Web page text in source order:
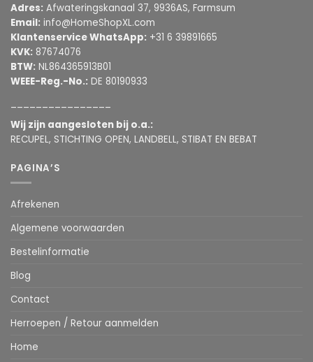
Adres: Afwateringskanaal 37, 9936AS, Farmsum
Email: info@HomeShopXL.com
Klantenservice WhatsApp: +31 6 39891665
KVK: 87674076
BTW: NL864365913B01
WEEE-Reg.-No.: DE 80190933
Wij zijn aangesloten bij o.a.:
RECUPEL, STICHTING OPEN, LANDBELL, STIBAT EN BEBAT
PAGINA’S
Afrekenen
Algemene voorwaarden
Bestelinformatie
Blog
Contact
Herroepen / Retour aanmelden
Home